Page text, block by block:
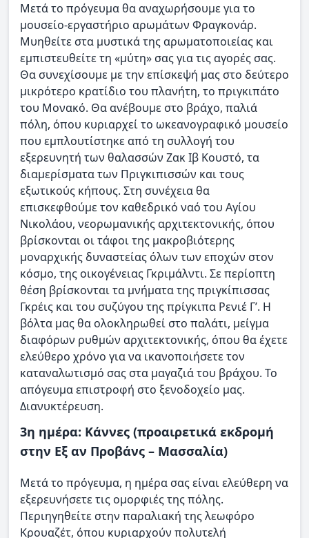
Μετά το πρόγευμα θα αναχωρήσουμε για το
μουσείο-εργαστήριο αρωμάτων Φραγκονάρ.
Μυηθείτε στα μυστικά της αρωματοποιείας και
εμπιστευθείτε τη «μύτη» σας για τις αγορές σας.
Θα συνεχίσουμε με την επίσκεψή μας στο δεύτερο
μικρότερο κρατίδιο του πλανήτη, το πριγκιπάτο
του Μονακό. Θα ανέβουμε στο βράχο, παλιά
πόλη, όπου κυριαρχεί το ωκεανογραφικό μουσείο
που εμπλουτίστηκε από τη συλλογή του
εξερευνητή των θαλασσών Ζακ Ιβ Κουστό, τα
διαμερίσματα των Πριγκιπισσών και τους
εξωτικούς κήπους. Στη συνέχεια θα
επισκεφθούμε τον καθεδρικό ναό του Αγίου
Νικολάου, νεορωμανικής αρχιτεκτονικής, όπου
βρίσκονται οι τάφοι της μακροβιότερης
μοναρχικής δυναστείας όλων των εποχών στον
κόσμο, της οικογένειας Γκριμάλντι. Σε περίοπτη
θέση βρίσκονται τα μνήματα της πριγκίπισσας
Γκρέις και του συζύγου της πρίγκιπα Ρενιέ Γ’. Η
βόλτα μας θα ολοκληρωθεί στο παλάτι, μείγμα
διαφόρων ρυθμών αρχιτεκτονικής, όπου θα έχετε
ελεύθερο χρόνο για να ικανοποιήσετε τον
καταναλωτισμό σας στα μαγαζιά του βράχου. Το
απόγευμα επιστροφή στο ξενοδοχείο μας.
Διανυκτέρευση.
3η ημέρα: Κάννες (προαιρετικά εκδρομή
στην Εξ αν Προβάνς – Μασσαλία)
Μετά το πρόγευμα, η ημέρα σας είναι ελεύθερη να
εξερευνήσετε τις ομορφιές της πόλης.
Περιηγηθείτε στην παραλιακή της λεωφόρο
Κρουαζέτ, όπου κυριαρχούν πολυτελή